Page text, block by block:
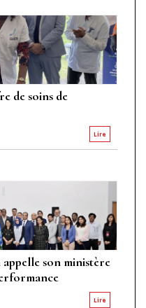
de soins de
Lire
son ministère
Lire